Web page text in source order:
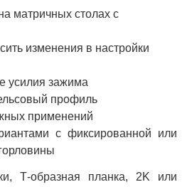
матричных столах с
изменения в настройки
усилия зажима
профиль
применений
с фиксированной или
Т-образная планка, 2K или